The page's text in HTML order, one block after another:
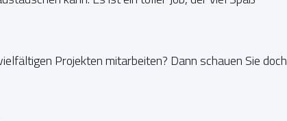
Projekten mitarbeiten? Dann schauen Sie doch